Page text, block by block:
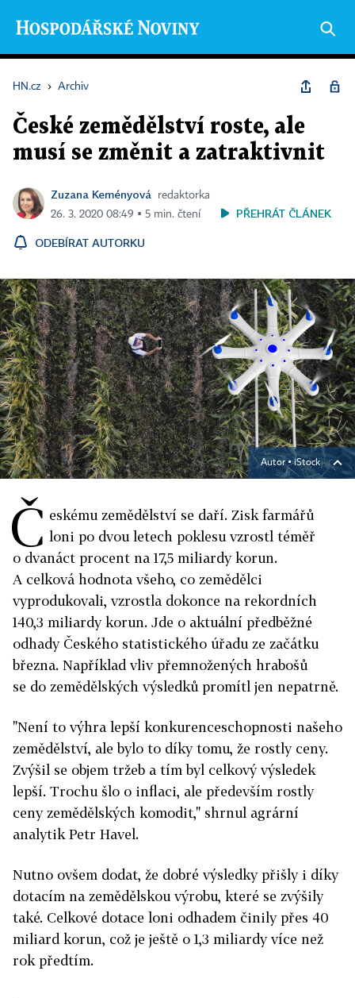
HN.cz › Archiv
České zemědělství roste, ale
musí se změnit a zatraktivnit
Zuzana Keményová
redaktorka
26. 3. 2020 08:49 ▪ 5 min. čtení
PŘEHRÁT ČLÁNEK
ODEBÍRAT AUTORKU
Autor ▪iStock
Č eskému zemědělství se daří. Zisk farmářů
loni po dvou letech poklesu vzrostl téměř
o dvanáct procent na 17,5 miliardy korun.
A celková hodnota všeho, co zemědělci
vyprodukovali, vzrostla dokonce na rekordních
140,3 miliardy korun. Jde o aktuální předběžné
odhady Českého statistického úřadu ze začátku
března. Například vliv přemnožených hrabošů
se do zemědělských výsledků promítl jen nepatrně.
"Není to výhra lepší konkurenceschopnosti našeho
zemědělství, ale bylo to díky tomu, že rostly ceny.
Zvýšil se objem tržeb a tím byl celkový výsledek
lepší. Trochu šlo o inflaci, ale především rostly
ceny zemědělských komodit," shrnul agrární
analytik Petr Havel.
Nutno ovšem dodat, že dobré výsledky přišly i díky
dotacím na zemědělskou výrobu, které se zvýšily
také. Celkové dotace loni odhadem činily přes 40
miliard korun, což je ještě o 1,3 miliardy více než
rok předtím.